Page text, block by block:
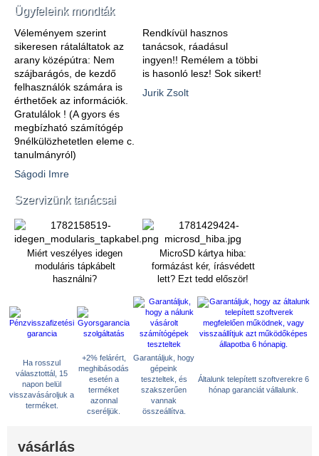
Ügyfeleink mondták
Véleményem szerint
sikeresen rátaláltatok az
arany középútra: Nem
szájbarágós, de kezdő
felhasználók számára is
érthetőek az információk.
Gratulálok ! (A gyors és
megbízható számítógép
9nélkülözhetetlen eleme c.
tanulmányról)
Ságodi Imre
Rendkívül hasznos
tanácsok, ráadásul
ingyen!! Remélem a többi
is hasonló lesz! Sok sikert!
Jurik Zsolt
Szervizünk tanácsai
Miért veszélyes idegen
moduláris tápkábelt
használni?
MicroSD kártya hiba:
formázást kér, írásvédett
lett? Ezt tedd először!
Ha rosszul
választottál, 15
napon belül
visszavásároljuk a
terméket.
+2% felárért,
meghibásodás
esetén a
terméket
azonnal
cseréljük.
Garantáljuk, hogy
gépeink
teszteltek, és
szakszerűen
vannak
összeállítva.
Általunk telepített szoftverekre 6
hónap garanciát vállalunk.
vásárlás